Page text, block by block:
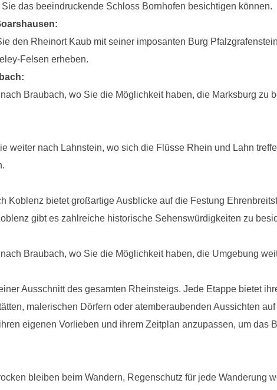
das beeindruckende Schloss Bornhofen besichtigen können.
den Rheinort Kaub mit seiner imposanten Burg
Felsen erheben.
Braubach, wo Sie die Möglichkeit haben, die Marksburg zu
weiter nach Lahnstein, wo sich die Flüsse Rhein und Lahn
Koblenz bietet großartige Ausblicke auf die Festung
gibt es zahlreiche historische Sehenswürdigkeiten zu
Braubach, wo Sie die Möglichkeit haben, die Umgebung
Ausschnitt des gesamten Rheinsteigs. Jede Etappe bietet
malerischen Dörfern oder atemberaubenden Aussichten
eigenen Vorlieben und ihrem Zeitplan anzupassen, um das
bleiben beim Wandern, Regenschutz für jede Wanderung